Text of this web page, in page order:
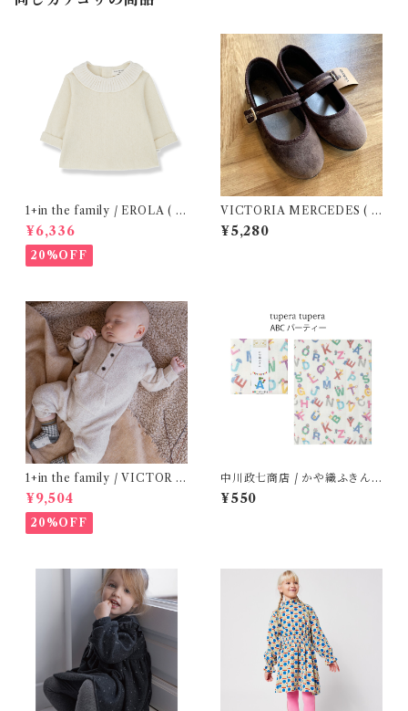
1+in the family / EROLA ( 2
4m )
¥6,336
20%OFF
VICTORIA MERCEDES ( 2
9-34 / Testa )
¥5,280
1+in the family / VICTOR (
12m )
¥9,504
20%OFF
中川政七商店 / かや織ふきん (
tupera tupera ABCパーティ
ー)
¥550